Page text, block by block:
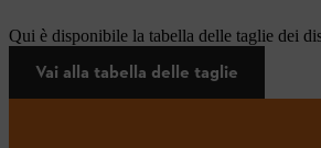
Qui è disponibile la tabella delle taglie dei
Vai alla tabella delle taglie